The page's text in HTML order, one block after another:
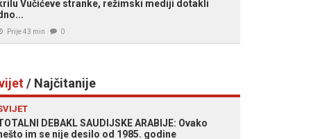
Vučićeve stranke, režimski mediji dotakli
Prije 43 min 0
/ Najčitanije
DEBAKL SAUDIJSKE ARABIJE: Ovako
im se nije desilo od 1985. godine